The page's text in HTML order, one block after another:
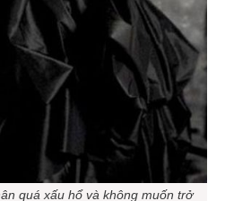
quá xấu hổ và không muốn trở